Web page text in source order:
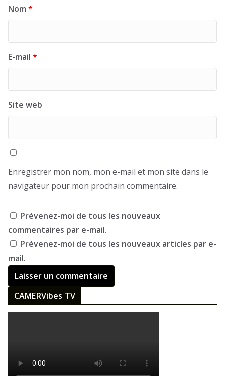
Nom *
E-mail *
Site web
Enregistrer mon nom, mon e-mail et mon site dans le
navigateur pour mon prochain commentaire.
Prévenez-moi de tous les nouveaux
commentaires par e-mail.
Prévenez-moi de tous les nouveaux articles par e-
mail.
CAMERVibes TV